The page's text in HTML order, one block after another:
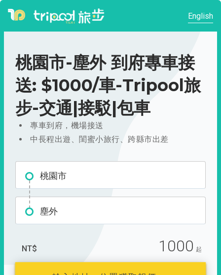
English
桃園市-塵外 到府專車接
送: $1000/車-Tripool旅
步-交通|接駁|包車
專車到府，機場接送
中長程出遊、閨蜜小旅行、跨縣市出差
桃園市
塵外
NT$ 1000 起